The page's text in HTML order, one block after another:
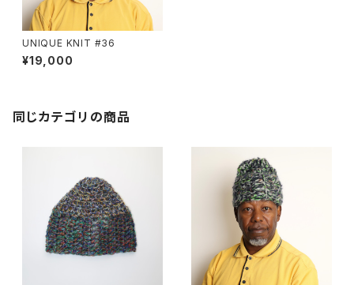
UNIQUE KNIT #36
¥19,000
同じカテゴリの商品